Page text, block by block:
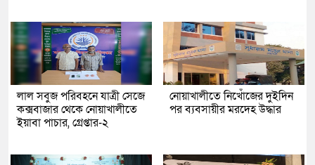
লাল সবুজ পরিবহনে যাত্রী সেজে
কক্সবাজার থেকে নোয়াখালীতে
ইয়াবা পাচার, গ্রেপ্তার-২
নোয়াখালীতে নিখোঁজের দুইদিন
পর ব্যবসায়ীর মরদেহ উদ্ধার